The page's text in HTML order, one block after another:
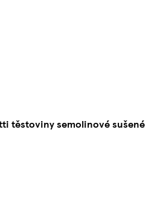
těstoviny semolinové sušené